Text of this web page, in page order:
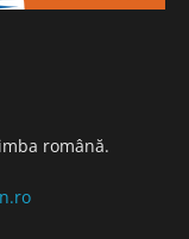
română.